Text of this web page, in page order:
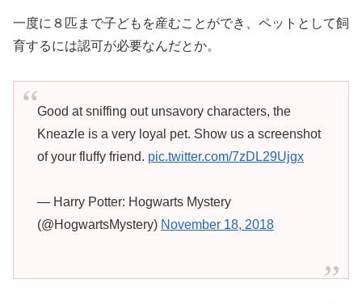
一度に８匹まで子どもを産むことができ、ペットとして飼
育するには認可が必要なんだとか。
Good at sniffing out unsavory characters, the
Kneazle is a very loyal pet. Show us a screenshot
of your fluffy friend. pic.twitter.com/7zDL29Ujgx
— Harry Potter: Hogwarts Mystery
(@HogwartsMystery) November 18, 2018